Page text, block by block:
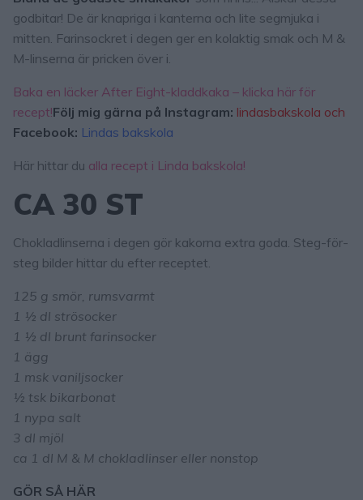
godbitar! De är knapriga i kanterna och lite segmjuka i
mitten. Farinsockret i degen ger en kolaktig smak och M &
M-linserna är pricken över i.
Baka en läcker After Eight-kladdkaka – klicka här för
recept!Följ mig gärna på Instagram: lindasbakskola och
Facebook: Lindas bakskola
Här hittar du alla recept i Linda bakskola!
CA 30 ST
Chokladlinserna i degen gör kakorna extra goda. Steg-för-
steg bilder hittar du efter receptet.
125 g smör, rumsvarmt
1 ½ dl strösocker
1 ½ dl brunt farinsocker
1 ägg
1 msk vaniljsocker
½ tsk bikarbonat
1 nypa salt
3 dl mjöl
ca 1 dl M & M chokladlinser eller nonstop
GÖR SÅ HÄR